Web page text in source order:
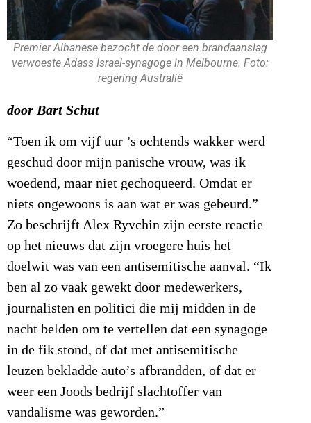
Premier Albanese bezocht de door een brandaanslag
verwoeste Adass Israel-synagoge in Melbourne. Foto:
regering Australië
door Bart Schut
“Toen ik om vijf uur ’s ochtends wakker werd
geschud door mijn panische vrouw, was ik
woedend, maar niet gechoqueerd. Omdat er
niets ongewoons is aan wat er was gebeurd.”
Zo beschrijft Alex Ryvchin zijn eerste reactie
op het nieuws dat zijn vroegere huis het
doelwit was van een antisemitische aanval. “Ik
ben al zo vaak gewekt door medewerkers,
journalisten en politici die mij midden in de
nacht belden om te vertellen dat een synagoge
in de fik stond, of dat met antisemitische
leuzen bekladde auto’s afbrandden, of dat er
weer een Joods bedrijf slachtoffer van
vandalisme was geworden.”